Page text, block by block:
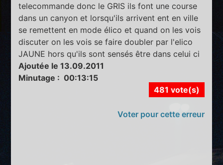
telecommande donc le GRIS ils font une course
dans un canyon et lorsqu'ils arrivent ent en ville
se remettent en mode élico et quand on les vois
discuter on les vois se faire doubler par l'elico
JAUNE hors qu'ils sont sensés être dans celui ci
Ajoutée le 13.09.2011
Minutage : 00:13:15
481 vote(s)
Voter pour cette erreur